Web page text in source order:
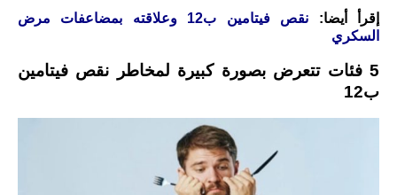
إقرأ أيضا:
نقص فيتامين ب12 وعلاقته بمضاعفات مرض
السكري
5 فئات تتعرض بصورة كبيرة لمخاطر نقص فيتامين
ب12